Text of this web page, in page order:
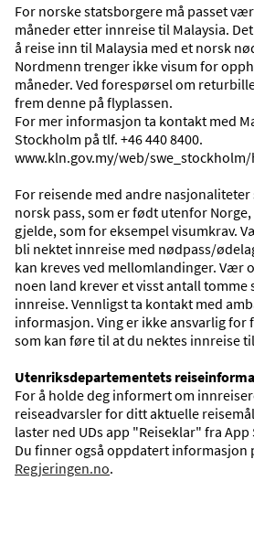
SØK
Derfor skal du reise
INGEN UVENTEDE
Utforsk reisemålene
Oversikt
For norske statsborgere må passet
måneder etter innreise til Malaysia.
å reise inn til Malaysia med et norsk
Nordmenn trenger ikke visum for
måneder. Ved forespørsel om
frem denne på flyplassen.
For mer informasjon ta kontakt med
Stockholm på tlf. +46 440 8400.
www.kln.gov.my/web/
For reisende med andre nasjonaliteter
norsk pass, som er født utenfor
gjelde, som for eksempel visumkrav.
bli nektet innreise med nødpass/
kan kreves ved mellomlandinger. Vær
noen land krever et visst antall tomme
innreise. Vennligst ta kontakt med
informasjon. Ving er ikke ansvarlig
som kan føre til at du nektes innreise
Utenriksdepartementets
For å holde deg informert om
reiseadvarsler for ditt aktuelle
laster ned UDs app "Reiseklar" fra App
Du finner også oppdatert informasjon
Regjeringen.no.